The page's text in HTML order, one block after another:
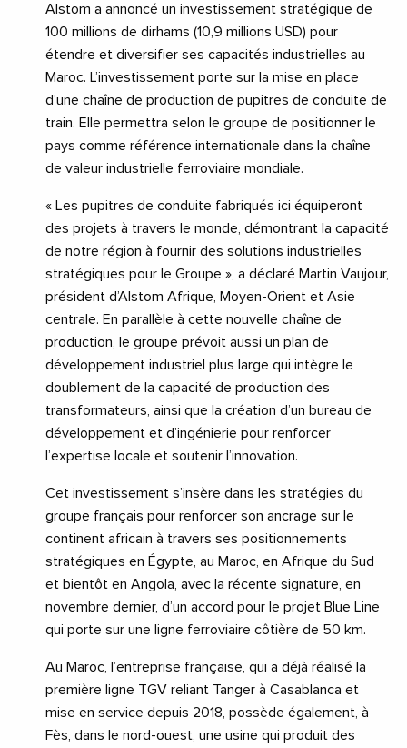
Alstom a annoncé un investissement stratégique de
100 millions de dirhams (10,9 millions USD) pour
étendre et diversifier ses capacités industrielles au
Maroc. L’investissement porte sur la mise en place
d’une chaîne de production de pupitres de conduite de
train. Elle permettra selon le groupe de positionner le
pays comme référence internationale dans la chaîne
de valeur industrielle ferroviaire mondiale.
« Les pupitres de conduite fabriqués ici équiperont
des projets à travers le monde, démontrant la capacité
de notre région à fournir des solutions industrielles
stratégiques pour le Groupe », a déclaré Martin Vaujour,
président d’Alstom Afrique, Moyen-Orient et Asie
centrale. En parallèle à cette nouvelle chaîne de
production, le groupe prévoit aussi un plan de
développement industriel plus large qui intègre le
doublement de la capacité de production des
transformateurs, ainsi que la création d’un bureau de
développement et d’ingénierie pour renforcer
l’expertise locale et soutenir l’innovation.
Cet investissement s’insère dans les stratégies du
groupe français pour renforcer son ancrage sur le
continent africain à travers ses positionnements
stratégiques en Égypte, au Maroc, en Afrique du Sud
et bientôt en Angola, avec la récente signature, en
novembre dernier, d’un accord pour le projet Blue Line
qui porte sur une ligne ferroviaire côtière de 50 km.
Au Maroc, l’entreprise française, qui a déjà réalisé la
première ligne TGV reliant Tanger à Casablanca et
mise en service depuis 2018, possède également, à
Fès, dans le nord-ouest, une usine qui produit des